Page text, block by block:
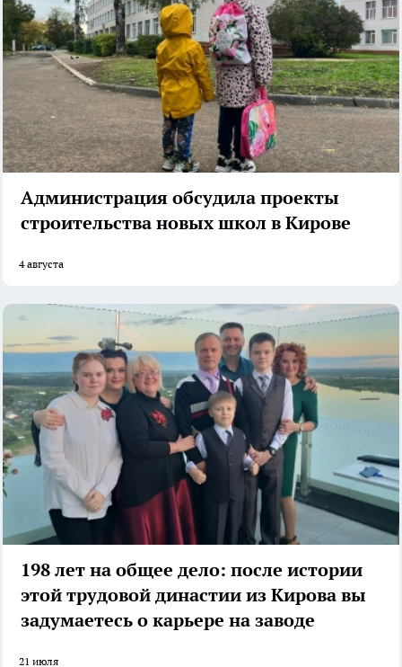
Администрация обсудила проекты
строительства новых школ в Кирове
4 августа
198 лет на общее дело: после истории
этой трудовой династии из Кирова вы
задумаетесь о карьере на заводе
21 июля